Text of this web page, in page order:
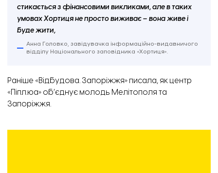
«Відбудова. Запоріжжя».
стикається з фінансовими викликами, але в таких
умовах Хортиця не просто виживає – вона живе і
буде жити,
Анна Головко, завідувачка інформаційно-видавничого
відділу Національного заповідника «Хортиця».
Раніше «Відбудова. Запоріжжя» писала, як центр
« Піпл.юа» об’єднує молодь Мелітополя та
Запоріжжя.